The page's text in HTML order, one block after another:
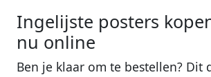
Ingelijste posters
nu online
Ben je klaar om te bestellen? Dit